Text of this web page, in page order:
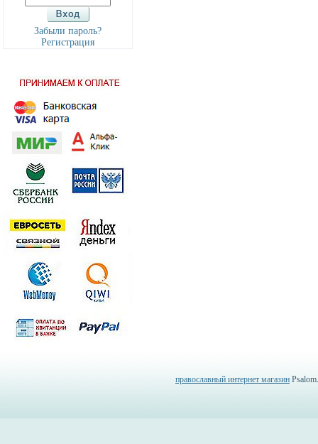
Забыли пароль?
Регистрация
православный интернет магазин